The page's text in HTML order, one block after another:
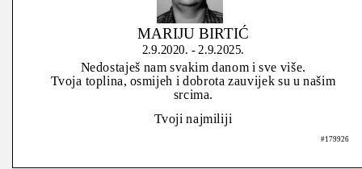
MARIJU BIRTIĆ
2.9.2020. - 2.9.2025.
Nedostaješ nam svakim danom i sve više.
Tvoja toplina, osmijeh i dobrota zauvijek su u našim
srcima.
Tvoji najmiliji
#179926